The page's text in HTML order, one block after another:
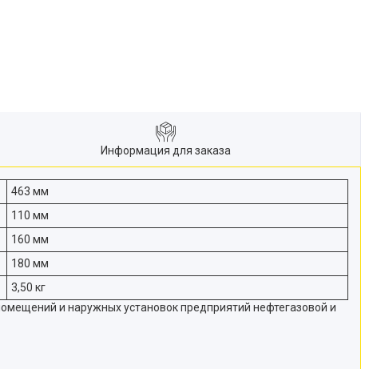
Информация для заказа
463 мм
110 мм
160 мм
180 мм
3,50 кг
и наружных установок предприятий нефтегазовой и